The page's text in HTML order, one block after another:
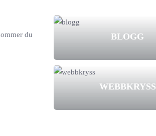
du BLOGG
WEBBKRYSS